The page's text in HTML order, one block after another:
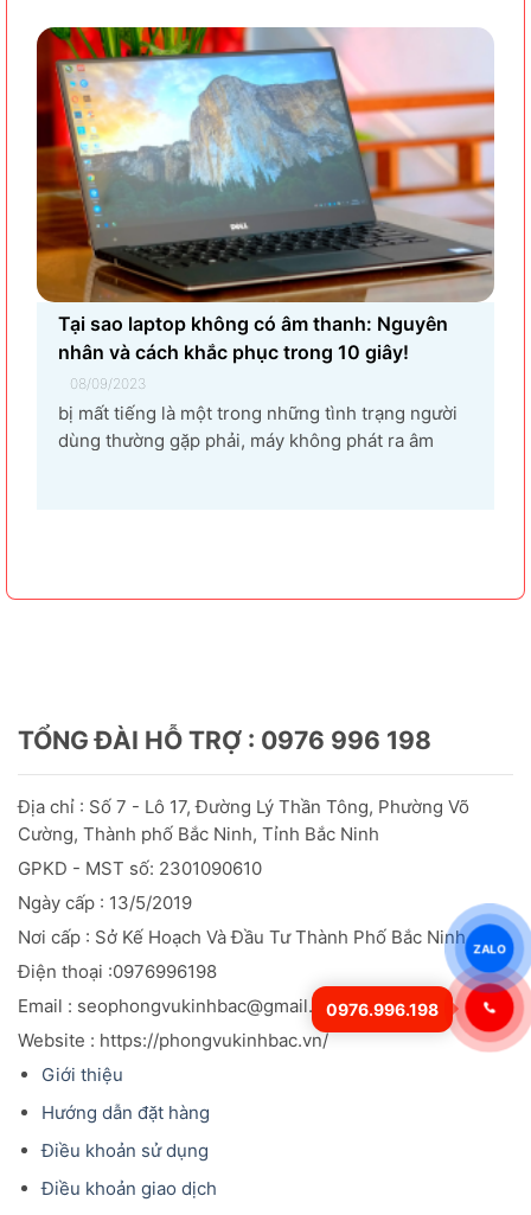
ZALO
0976.996.198
Tại sao laptop không có âm thanh: Nguyên
nhân và cách khắc phục trong 10 giây!
08/09/2023
bị mất tiếng là một trong những tình trạng người
dùng thường gặp phải, máy không phát ra âm
TỔNG ĐÀI HỖ TRỢ : 0976 996 198
Địa chỉ : Số 7 - Lô 17, Đường Lý Thần Tông, Phường Võ
Cường, Thành phố Bắc Ninh, Tỉnh Bắc Ninh
GPKD - MST số: 2301090610
Ngày cấp : 13/5/2019
Nơi cấp : Sở Kế Hoạch Và Đầu TưThành Phố Bắc Ninh Cấp
Điện thoại :0976996198
Email : seophongvukinhbac@gmail.com
Website : https://phongvukinhbac.vn/
Giới thiệu
Hướng dẫn đặt hàng
Điều khoản sử dụng
Điều khoản giao dịch